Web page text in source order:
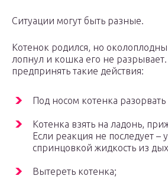
Ситуации могут быть разные.
Котенок родился, но
лопнул и кошка его не
предпринять такие действия:
Под носом котенка
Котенка взять на ладонь,
Если реакция не последует –
спринцовкой жидкость из
Вытереть котенка;